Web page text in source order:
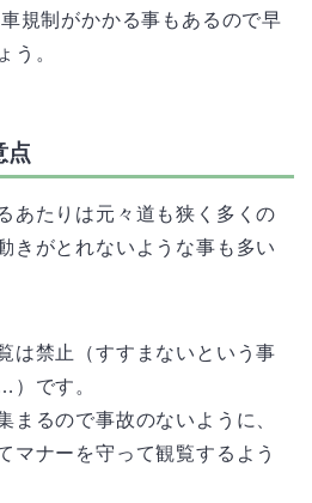
規制がかかる事もあるので早
う。
点
あたりは元々道も狭く多くの
きがとれないような事も多い
は禁止（すすまないという事
）です。
まるので事故のないように、
マナーを守って観覧するよう